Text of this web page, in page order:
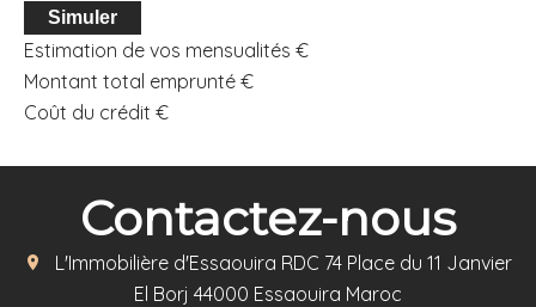
Simuler
Estimation de vos mensualités €
Montant total emprunté €
Coût du crédit €
Contactez-nous
L'Immobilière d'Essaouira RDC 74 Place du 11 Janvier
El Borj 44000 Essaouira Maroc